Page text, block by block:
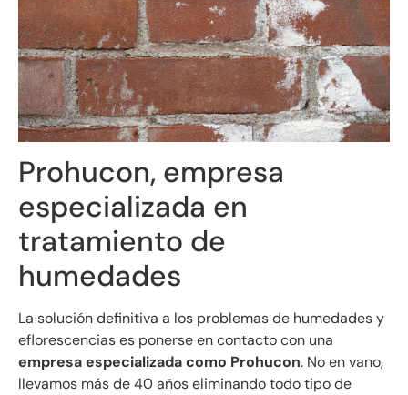
Prohucon, empresa
especializada en
tratamiento de
humedades
La solución definitiva a los problemas de humedades y
eflorescencias es ponerse en contacto con una
empresa especializada como Prohucon. No en vano,
llevamos más de 40 años eliminando todo tipo de